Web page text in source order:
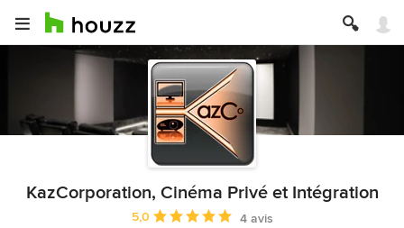
KazCorporation, Cinéma Privé et Intégration
Note moyenne : 5 étoiles sur 5
5,0
4 avis